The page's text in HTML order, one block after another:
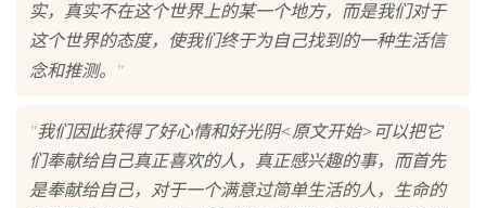
实，真实不在这个世界上的某一个地方，而是我们对于
这个世界的态度，使我们终于为自己找到的一种生活信
念和推测。
"
"我们因此获得了好心情和好光阴<原文开始>可以把它
们奉献给自己真正喜欢的人，真正感兴趣的事，而首先
是奉献给自己，对于一个满意过简单生活的人，生命的